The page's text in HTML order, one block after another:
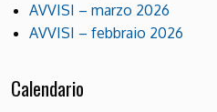
AVVISI – marzo 2026
AVVISI – febbraio 2026
Calendario